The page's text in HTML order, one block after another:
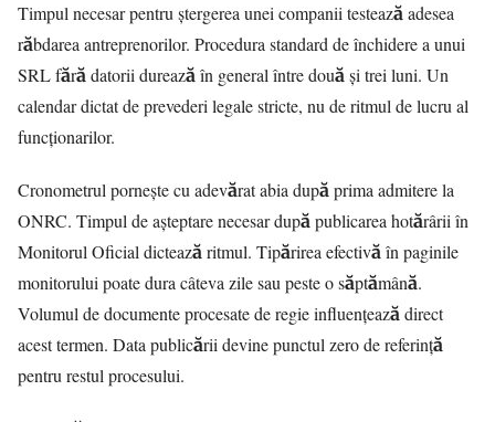
Timpul necesar pentru ștergerea unei companii testează adesea
răbdarea antreprenorilor. Procedura standard de închidere a unui
SRL fără datorii durează în general între două și trei luni. Un
calendar dictat de prevederi legale stricte, nu de ritmul de lucru al
funcționarilor.
Cronometrul pornește cu adevărat abia după prima admitere la
ONRC. Timpul de așteptare necesar după publicarea hotărârii în
Monitorul Oficial dictează ritmul. Tipărirea efectivă în paginile
monitorului poate dura câteva zile sau peste o săptămână.
Volumul de documente procesate de regie influențează direct
acest termen. Data publicării devine punctul zero de referință
pentru restul procesului.